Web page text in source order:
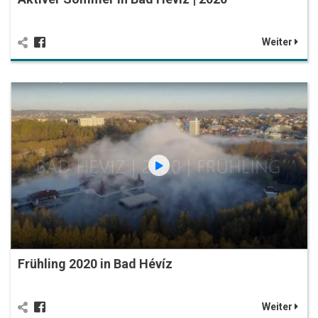
Weiter
Frühling 2020 in Bad Hévíz
Weiter